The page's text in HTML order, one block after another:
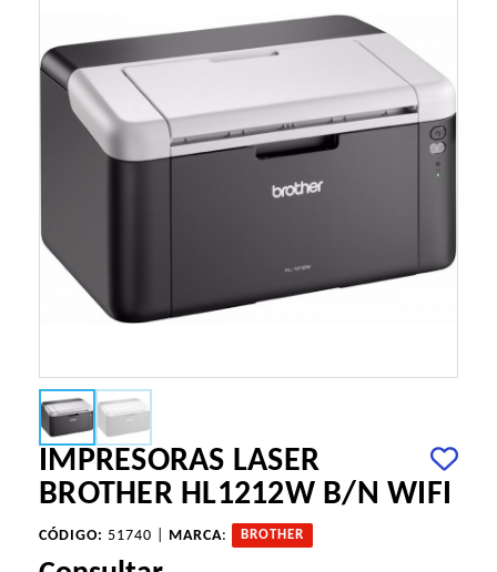
IMPRESORAS LASER
BROTHER HL1212W B/N WIFI
CÓDIGO: 51740 | MARCA: BROTHER